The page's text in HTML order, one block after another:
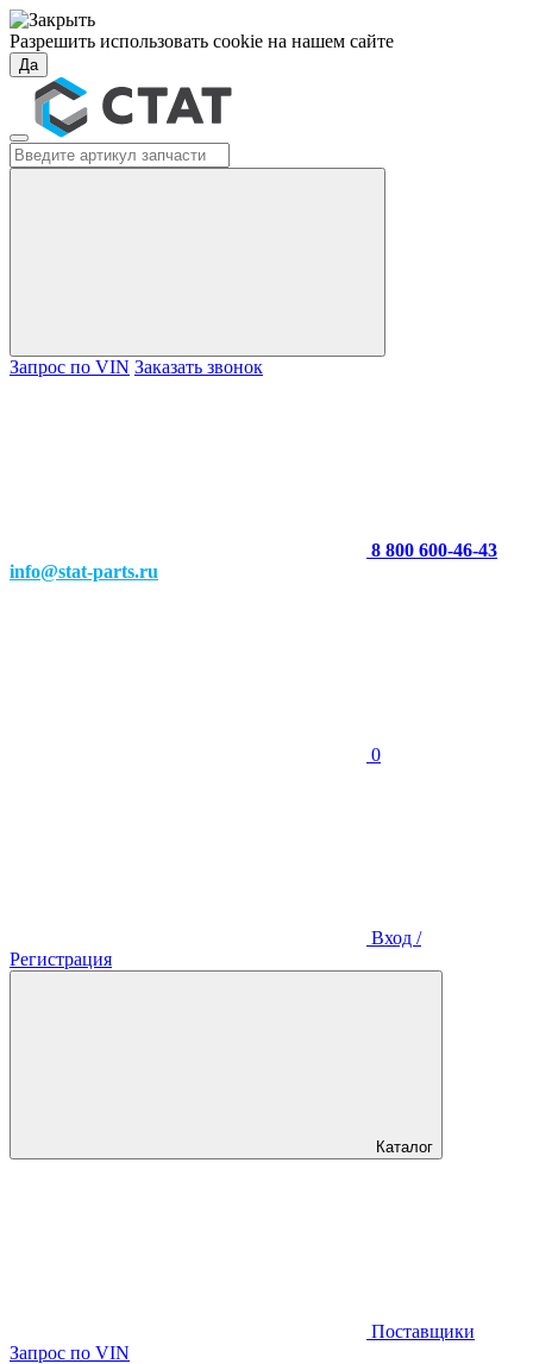
Разрешить использовать cookie на нашем сайте
Да
Запрос по VIN Заказать звонок
8 800 600-46-43
info@stat-parts.ru
0
Вход /
Регистрация
Каталог
Поставщики
Запрос по VIN